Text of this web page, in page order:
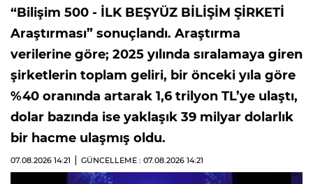
“Bilişim 500 - İLK BEŞYÜZ BİLİŞİM ŞİRKETİ
Araştırması” sonuçlandı. Araştırma
verilerine göre; 2025 yılında sıralamaya giren
şirketlerin toplam geliri, bir önceki yıla göre
%40 oranında artarak 1,6 trilyon TL’ye ulaştı,
dolar bazında ise yaklaşık 39 milyar dolarlık
bir hacme ulaşmış oldu.
07.08.2026 14:21 GÜNCELLEME : 07.08.2026 14:21